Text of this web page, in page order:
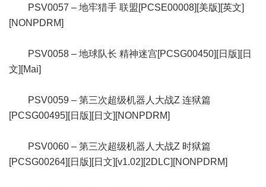
PSV0057 – 地牢猎手 联盟[PCSE00008][美版][英文]
[NONPDRM]
PSV0058 – 地球队长 精神迷宫[PCSG00450][日版][日
文][Mai]
PSV0059 – 第三次超级机器人大战Z 连狱篇
[PCSG00495][日版][日文][NONPDRM]
PSV0060 – 第三次超级机器人大战Z 时狱篇
[PCSG00264][日版][日文][v1.02][2DLC][NONPDRM]